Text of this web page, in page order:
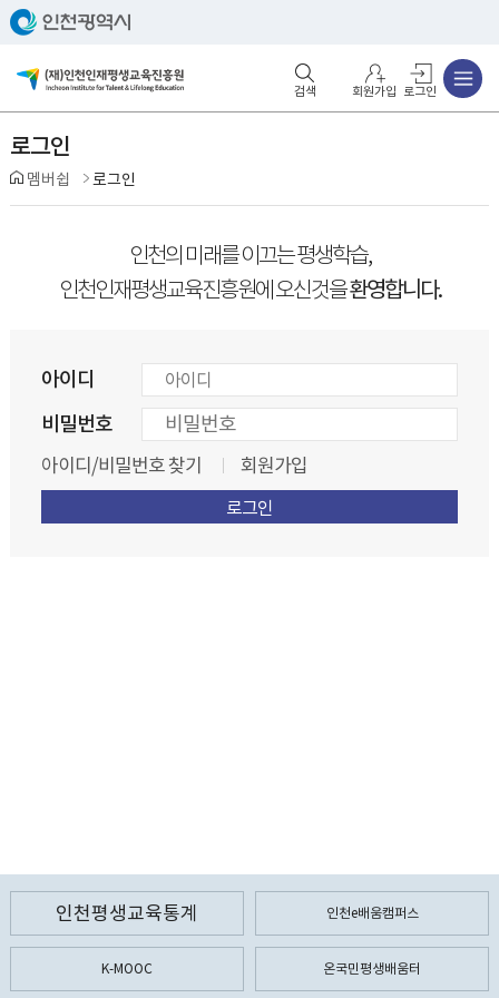
회원가입 로그인
로그인
멤버쉽 로그인
인천의 미래를 이끄는 평생학습,
인천인재평생교육진흥원에 오신것을환영합니다.
아이디
비밀번호
아이디/비밀번호 찾기 회원가입
인천평생교육통계 인천e배움캠퍼스
K-MOOC 온국민평생배움터